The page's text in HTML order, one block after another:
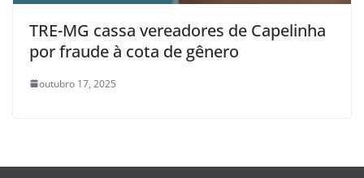
TRE-MG cassa vereadores de Capelinha
por fraude à cota de gênero
outubro 17, 2025